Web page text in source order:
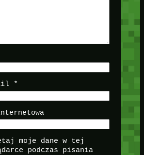
*
moje dane w tej
podczas pisania